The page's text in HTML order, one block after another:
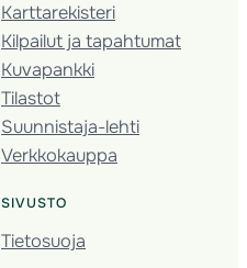
Karttarekisteri
Kilpailut ja tapahtumat
Kuvapankki
Tilastot
Suunnistaja-lehti
Verkkokauppa
SIVUSTO
Tietosuoja